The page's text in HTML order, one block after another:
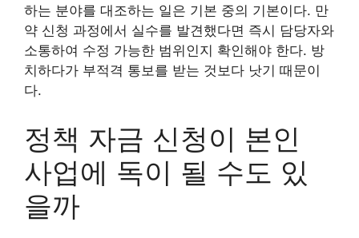
하는 분야를 대조하는 일은 기본 중의 기본이다. 만
약 신청 과정에서 실수를 발견했다면 즉시 담당자와
소통하여 수정 가능한 범위인지 확인해야 한다. 방
치하다가 부적격 통보를 받는 것보다 낫기 때문이
다.
정책 자금 신청이 본인
사업에 독이 될 수도 있
을까